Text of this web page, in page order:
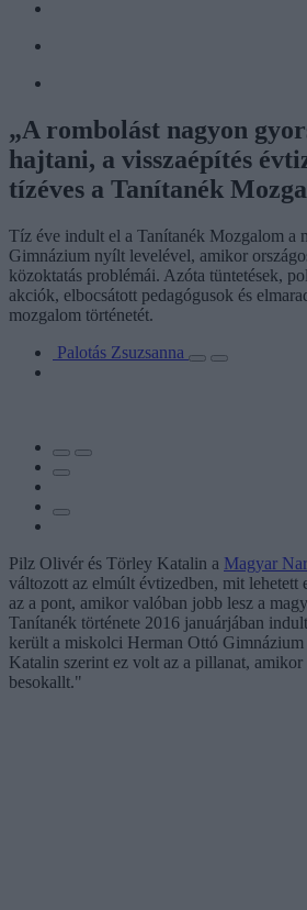
„A rombolást nagyon
hajtani, a visszaépítés
tízéves a Tanítanék
Tíz éve indult el a Tanítanék Mozgalom a
Gimnázium nyílt levelével, amikor
közoktatás problémái. Azóta tüntetések,
akciók, elbocsátott pedagógusok és
mozgalom történetét.
Palotás Zsuzsanna
Pilz Olivér és Törley Katalin a Magyar
változott az elmúlt évtizedben, mit lehetett
az a pont, amikor valóban jobb lesz a
Tanítanék története 2016 januárjában
került a miskolci Herman Ottó
Katalin szerint ez volt az a pillanat,
besokallt."